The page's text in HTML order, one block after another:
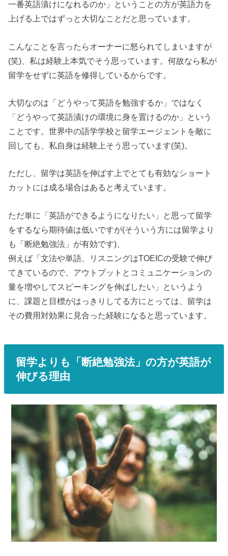
一番英語漬けになれるのか」ということの方が英語力を
上げる上ではずっと大切なことだと思っています。
こんなことを言ったらオーナーに怒られてしまいますが
(笑)、私は経験上本気でそう思っています。何故なら私が
留学をせずに英語を修得しているからです。
大切なのは「どうやって英語を勉強するか」ではなく
「どうやって英語漬けの環境に身を置けるのか」という
ことです。世界中の語学学校と留学エージェントを敵に
回しても、私自身は経験上そう思っています(笑)。
ただし、留学は英語を伸ばす上でとても有効なショート
カットには成る場合はあると考えています。
ただ単に「英語ができるようになりたい」と思って留学
をするなら期待値は低いですが(そういう方には留学より
も「断絶勉強法」が有効です)、
例えば「文法や単語、リスニングはTOEICの受験で伸び
てきているので、アウトプットとコミュニケーションの
量を増やしてスピーキングを伸ばしたい」というよう
に、課題と目標がはっきりしてる方にとっては、留学は
その費用対効果に見合った経験になると思っています。
留学よりも「断絶勉強法」の方が英語が
伸びる理由